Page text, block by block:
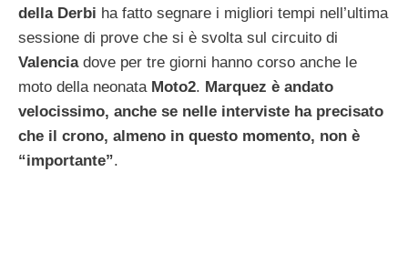
della Derbi ha fatto segnare i migliori tempi nell’ultima
sessione di prove che si è svolta sul circuito di
Valenciadove per tre giorni hanno corso anche le
moto della neonata Moto2. Marquez è andato
velocissimo, anche se nelle interviste ha precisato
che il crono, almeno in questo momento, non è
“importante”.